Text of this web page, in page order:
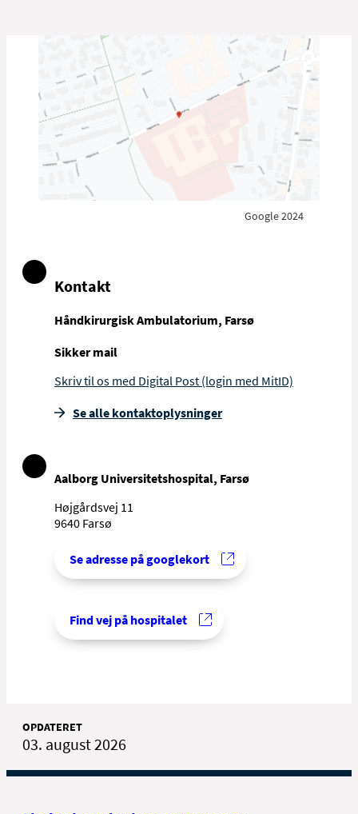
Google 2024
Kontakt
Håndkirurgisk Ambulatorium, Farsø
Sikker mail
Skriv til os med Digital Post (login med MitID)
Se alle kontakt­oplysninger
Aalborg Universitetshospital, Farsø
Højgårdsvej 11
9640 Farsø
Se adresse på googlekort
Find vej på hospitalet
OPDATERET
03. august 2026